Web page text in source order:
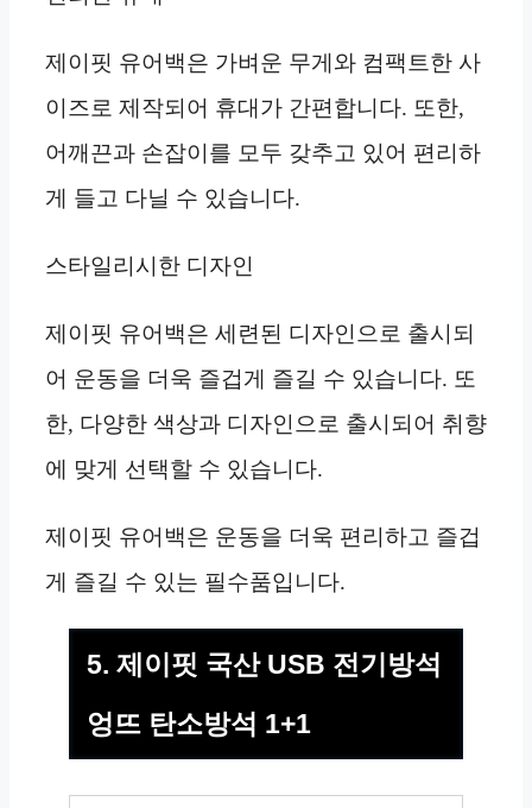
제이핏 유어백은 가벼운 무게와 컴팩트한 사
이즈로 제작되어 휴대가 간편합니다. 또한,
어깨끈과 손잡이를 모두 갖추고 있어 편리하
게 들고 다닐 수 있습니다.
스타일리시한 디자인
제이핏 유어백은 세련된 디자인으로 출시되
어 운동을 더욱 즐겁게 즐길 수 있습니다. 또
한, 다양한 색상과 디자인으로 출시되어 취향
에 맞게 선택할 수 있습니다.
제이핏 유어백은 운동을 더욱 편리하고 즐겁
게 즐길 수 있는 필수품입니다.
5. 제이핏 국산 USB 전기방석
엉뜨 탄소방석 1+1